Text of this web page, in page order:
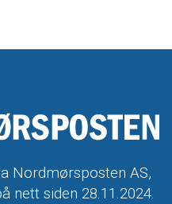
Nordmørsposten AS,
nett siden 28.11.2024.